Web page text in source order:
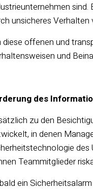
unsicheres Verhalten
diese offenen und
und
des
zu den
in denen
des
Teammitglieder
ein